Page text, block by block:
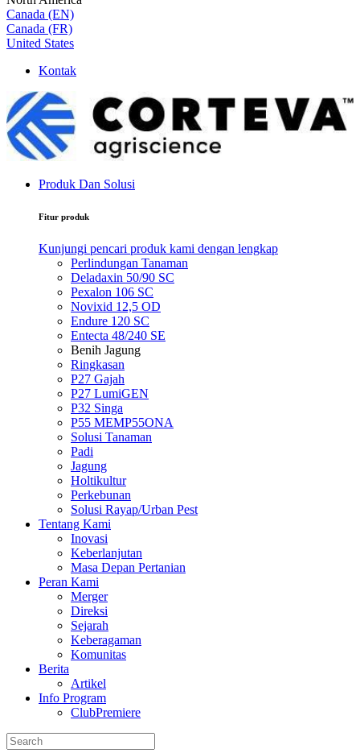
Canada (EN)
Canada (FR)
United States
Kontak
Produk Dan Solusi
Fitur produk
Kunjungi pencari produk kami dengan lengkap
Perlindungan Tanaman
Deladaxin 50/90 SC
Pexalon 106 SC
Novixid 12,5 OD
Endure 120 SC
Entecta 48/240 SE
Benih Jagung
Ringkasan
P27 Gajah
P27 LumiGEN
P32 Singa
P55 MEMP55ONA
Solusi Tanaman
Padi
Jagung
Holtikultur
Perkebunan
Solusi Rayap/Urban Pest
Tentang Kami
Inovasi
Keberlanjutan
Masa Depan Pertanian
Peran Kami
Merger
Direksi
Sejarah
Keberagaman
Komunitas
Berita
Artikel
Info Program
ClubPremiere